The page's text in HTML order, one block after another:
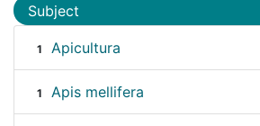
Subject
1 Apicultura
1 Apis mellifera